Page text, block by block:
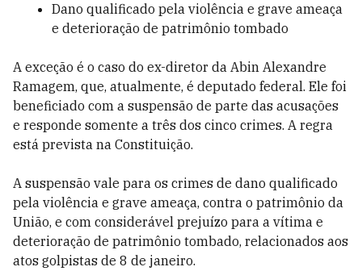
Dano qualificado pela violência e grave ameaça
e deterioração de patrimônio tombado
A exceção é o caso do ex-diretor da Abin Alexandre
Ramagem, que, atualmente, é deputado federal. Ele foi
beneficiado com a suspensão de parte das acusações
e responde somente a três dos cinco crimes. A regra
está prevista na Constituição.
A suspensão vale para os crimes de dano qualificado
pela violência e grave ameaça, contra o patrimônio da
União, e com considerável prejuízo para a vítima e
deterioração de patrimônio tombado, relacionados aos
atos golpistas de 8 de janeiro.